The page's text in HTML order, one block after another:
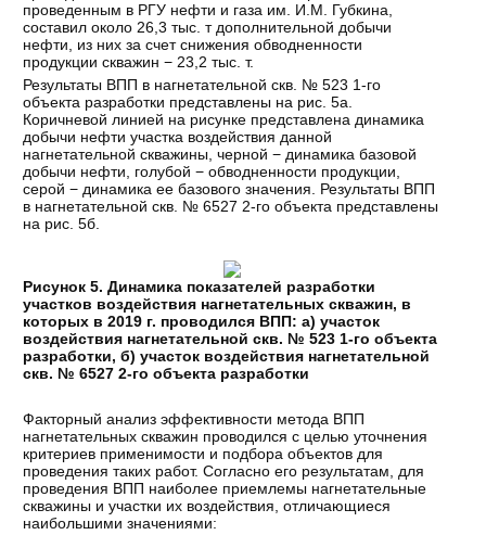
проведенным в РГУ нефти и газа им. И.М. Губкина,
составил около 26,3 тыс. т дополнительной добычи
нефти, из них за счет снижения обводненности
продукции скважин − 23,2 тыс. т.
Результаты ВПП в нагнетательной скв. № 523 1-го
объекта разработки представлены на рис. 5а.
Коричневой линией на рисунке представлена динамика
добычи нефти участка воздействия данной
нагнетательной скважины, черной − динамика базовой
добычи нефти, голубой − обводненности продукции,
серой − динамика ее базового значения. Результаты ВПП
в нагнетательной скв. № 6527 2-го объекта представлены
на рис. 5б.
Рисунок 5. Динамика показателей разработки
участков воздействия нагнетательных скважин, в
которых в 2019 г. проводился ВПП: а) участок
воздействия нагнетательной скв. № 523 1-го объекта
разработки, б) участок воздействия нагнетательной
скв. № 6527 2-го объекта разработки
Факторный анализ эффективности метода ВПП
нагнетательных скважин проводился с целью уточнения
критериев применимости и подбора объектов для
проведения таких работ. Согласно его результатам, для
проведения ВПП наиболее приемлемы нагнетательные
скважины и участки их воздействия, отличающиеся
наибольшими значениями: